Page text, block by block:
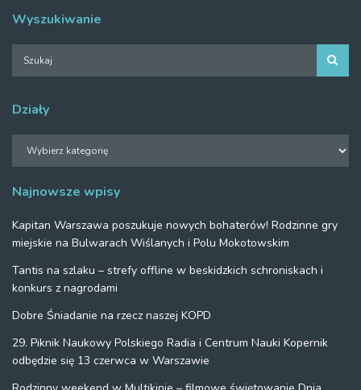
Wyszukiwanie
Działy
Najnowsze wpisy
Kapitan Warszawa poszukuje nowych bohaterów! Rodzinne gry
miejskie na Bulwarach Wiślanych i Polu Mokotowskim
Tantis na szlaku – strefy offline w beskidzkich schroniskach i
konkurs z nagrodami
Dobre Śniadanie na rzecz naszej KOPD
29. Piknik Naukowy Polskiego Radia i Centrum Nauki Kopernik
odbędzie się 13 czerwca w Warszawie